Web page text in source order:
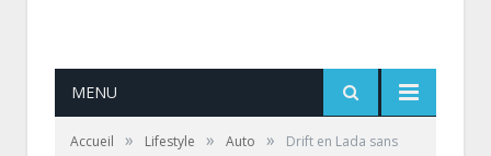
MENU
Accueil » Lifestyle » Auto »
Drift en Lada sans